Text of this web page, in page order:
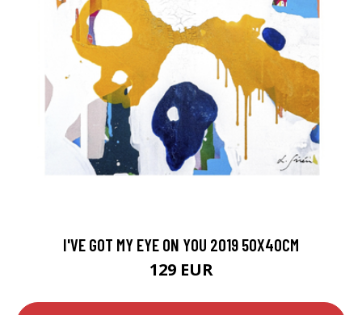
I'VE GOT MY EYE ON YOU 2019 50X40CM
129 EUR